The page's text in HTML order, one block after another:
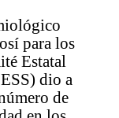
para los
Estatal
dio a
de